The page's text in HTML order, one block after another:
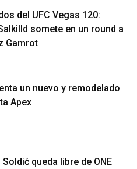
del UFC Vegas 120:
somete en un round a
Gamrot
un nuevo y remodelado
Apex
queda libre de ONE